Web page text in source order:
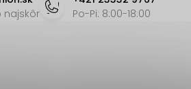
a
Po-Pi: 8:00-18:00